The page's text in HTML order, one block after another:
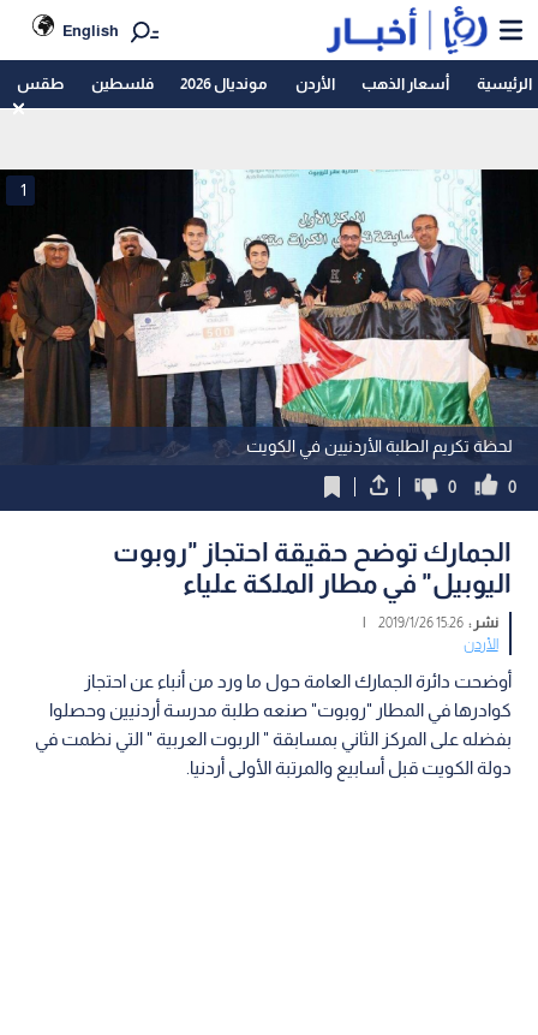
English
الرئيسية أسعار الذهب الأردن مونديال 2026 فلسطين طقس
لحظة تكريم الطلبة الأردنيين في الكويت
1
0
0
الجمارك توضح حقيقة احتجاز "روبوت
اليوبيل" في مطار الملكة علياء
نشر :15:26 2019/1/26
|
الأردن
أوضحت دائرة الجمارك العامة حول ما ورد من أنباء عن احتجاز
كوادرها في المطار "روبوت" صنعه طلبة مدرسة أردنيين وحصلوا
بفضله على المركز الثاني بمسابقة " الربوت العربية " التي نظمت في
دولة الكويت قبل أسابيع والمرتبة الأولى أردنيا.